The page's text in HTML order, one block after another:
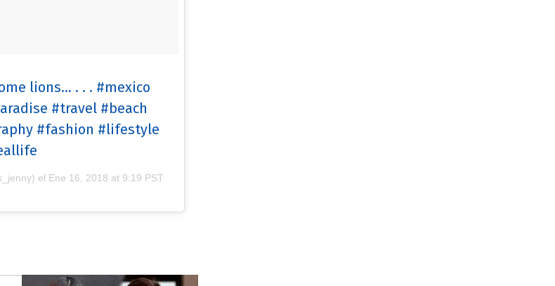
lions... . . . #mexico
#travel #beach
#fashion #lifestyle
el Ene 16, 2018 at 9:19 PST